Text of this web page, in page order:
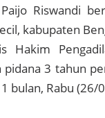
Riswandi
kabupaten
Hakim
pidana 3 tahun
bulan, Rabu (26/